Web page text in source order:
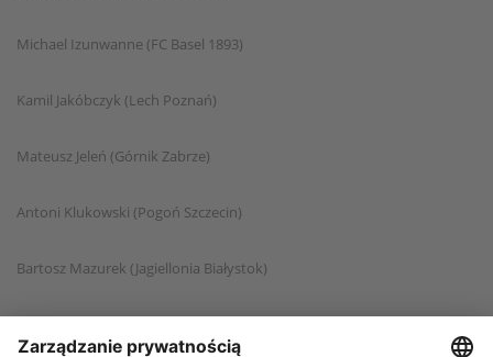
Michael Izunwanne (FC Basel 1893)
Kamil Jakóbczyk (Lech Poznań)
Mateusz Jeleń (Górnik Zabrze)
Antoni Klukowski (Pogoń Szczecin)
Bartosz Mazurek (Jagiellonia Białystok)